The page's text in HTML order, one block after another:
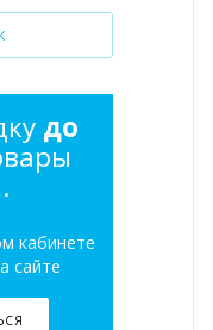
до
кабинете
сайте